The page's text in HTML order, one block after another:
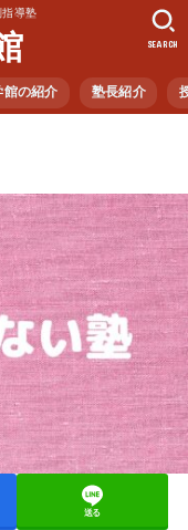
指導塾
館の紹介 塾長紹介
SEARCH
送る